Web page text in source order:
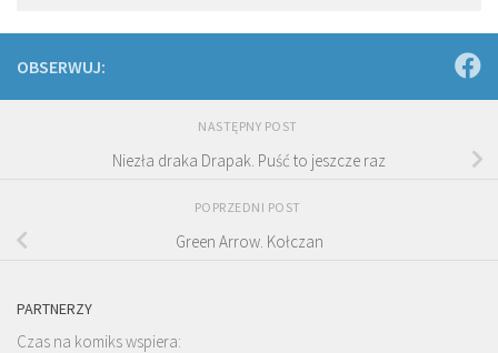
OBSERWUJ:
NASTĘPNY POST
Niezła draka Drapak. Puść to jeszcze raz
POPRZEDNI POST
Green Arrow. Kołczan
PARTNERZY
Czas na komiks wspiera: